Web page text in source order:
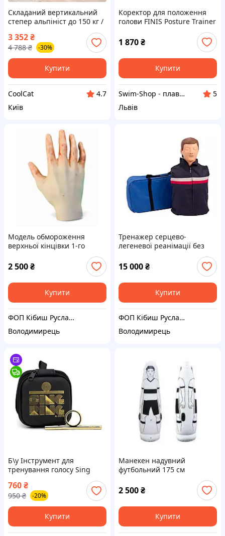
Складаний вертикальний
степер альпініст до 150 кг /
Вертикальний тренажер /
Кардіотренажер для
схуднення / Тренажер
сходи
3 352₴
4 788 ₴ -30%
Купити
CoolCat
4.7
Київ
Коректор для положення
голови FINIS Posture Trainer
1 870₴
Купити
Swim-Shop - плавання це більше ніж спорт)))
5
Львів
Модель обмороження
верхньої кінцівки 1-го
2 500₴
Купити
ФОП Кібиш Руслан Павлович
Володимирець
Тренажер серцево-
легеневої реанімації без
15 000₴
Купити
ФОП Кібиш Руслан Павлович
Володимирець
Б\у Інструмент для
тренування голосу Sing
760₴
950 ₴ -20%
Купити
Манекен надувний
футбольний 175 см
2 500₴
Купити